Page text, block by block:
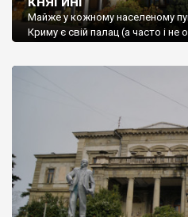
Майже у кожному населеному
Криму є свій палац (а часто і не